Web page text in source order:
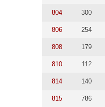
804 300
806 254
808 179
810 112
814 140
815 786